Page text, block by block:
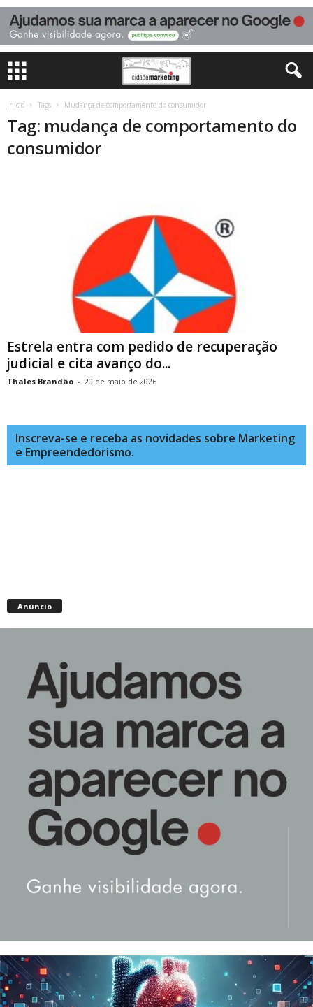
Início Tags Mudança de comportamento do consumidor
Tag: mudança de comportamento do
consumidor
Estrela entra com pedido de recuperação
judicial e cita avanço do...
Thales Brandão - 20 de maio de 2026
Inscreva-se e receba as novidades sobre Marketing
e Empreendedorismo.
Anúncio